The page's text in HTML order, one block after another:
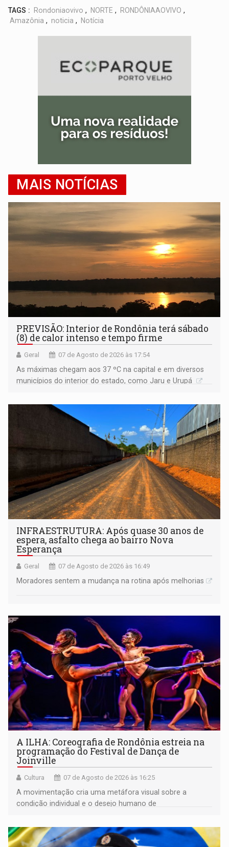
TAGS : Rondoniaovivo , NORTE , RONDÔNIAAOVIVO ,
Amazônia , noticia , Notícia
MAIS NOTÍCIAS
PREVISÃO: Interior de Rondônia terá sábado
(8) de calor intenso e tempo firme
Geral 07 de Agosto de 2026 às 17:54
As máximas chegam aos 37 ºC na capital e em diversos
municípios do interior do estado, como Jaru e Urupá
INFRAESTRUTURA: Após quase 30 anos de
espera, asfalto chega ao bairro Nova
Esperança
Geral 07 de Agosto de 2026 às 16:49
Moradores sentem a mudança na rotina após melhorias
A ILHA: Coreografia de Rondônia estreia na
programação do Festival de Dança de
Joinville
Cultura 07 de Agosto de 2026 às 16:25
A movimentação cria uma metáfora visual sobre a
condição individual e o desejo humano de